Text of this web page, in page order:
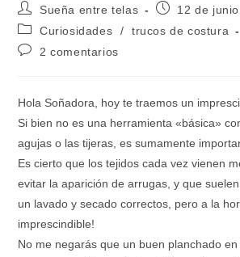
Autor
de
la
entrada:
Sueña entre telas
Publicación
la
12 de
Categoría
de
la
Curiosidades /
trucos de costura
Comentarios
2 comentarios
Hola Soñadora, hoy te traemos un
Si bien no es una herramienta «básica»
agujas o las tijeras, es sumamente
Es cierto que los tejidos cada vez vienen
evitar la aparición de arrugas, y que
un lavado y secado correctos, pero a la
imprescindible!
No me negarás que un buen planchado